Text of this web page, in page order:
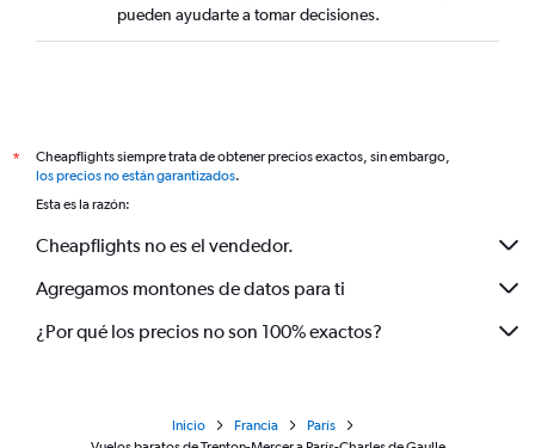
pueden ayudarte a tomar decisiones.
*
Cheapflights siempre trata de obtener precios exactos, sin embargo,
los precios no están garantizados.
Esta es la razón:
Cheapflights no es el vendedor.
Agregamos montones de datos para ti
¿Por qué los precios no son 100% exactos?
Inicio Francia
París